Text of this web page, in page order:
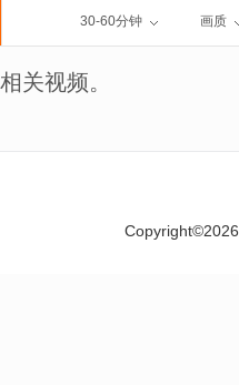
30-60分钟 画质
关视频。
Copyright©2026